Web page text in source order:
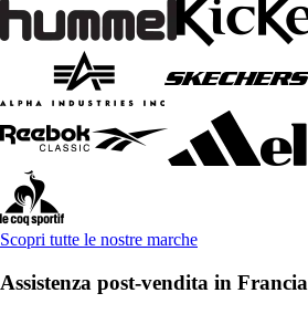
Scopri tutte le nostre marche
Assistenza post-vendita in Francia